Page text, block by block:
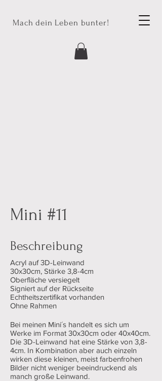
Mach dein Leben bunter!
Mini #11
Beschreibung
Acryl auf 3D-Leinwand
30x30cm, Stärke 3,8-4cm
Oberfläche versiegelt
Signiert auf der Rückseite
Echtheitszertifikat vorhanden
Ohne Rahmen
Bei meinen Mini´s handelt es sich um
Werke im Format 30x30cm oder 40x40cm.
Die 3D-Leinwand hat eine Stärke von 3,8-
4cm. In Kombination aber auch einzeln
wirken diese kleinen, meist farbenfrohen
Bilder nicht weniger beeindruckend als
manch große Leinwand.